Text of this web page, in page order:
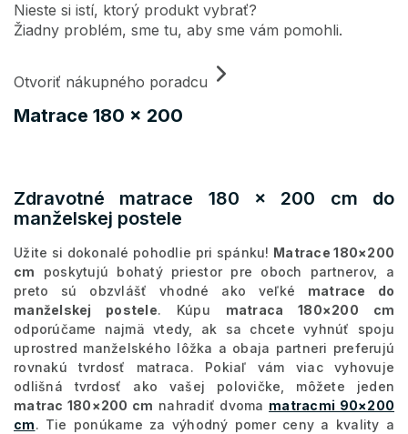
Matrace 180 x 200
Nieste si istí, ktorý produkt vybrať?
Žiadny problém, sme tu, aby sme vám pomohli.
Otvoriť nákupného poradcu
Zdravotné matrace 180 × 200 cm do
manželskej postele
Užite si dokonalé pohodlie pri spánku! Matrace 180×200
cm poskytujú bohatý priestor pre oboch partnerov, a
preto sú obzvlášť vhodné ako veľké matrace do
manželskej postele. Kúpu matraca 180×200 cm
odporúčame najmä vtedy, ak sa chcete vyhnúť spoju
uprostred manželského lôžka a obaja partneri preferujú
rovnakú tvrdosť matraca. Pokiaľ vám viac vyhovuje
odlišná tvrdosť ako vašej polovičke, môžete jeden
matrac 180×200 cm nahradiť dvoma matracmi 90×200
cm. Tie ponúkame za výhodný pomer ceny a kvality a